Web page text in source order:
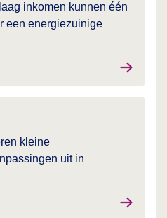
inkomen kunnen één
een energiezuinige
kleine
uit in